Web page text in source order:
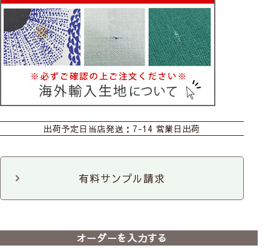
ホワイト ブラウン
※プルコードの色も写真通りの色になります
③取り付け方法の種類
でご注意ください。
必ずサイズの測り方をご一読ください。
正面付け
窓を覆うよう窓枠の外
光漏れがしにくくなり
ます。
ロールスクリーン カフェ クッションカバー
ファブリックパネル
ファブリックパネル
コースター
出荷予定日 当店発送：7-14 営業日出荷
有料サンプル請求
オーダーを入力する